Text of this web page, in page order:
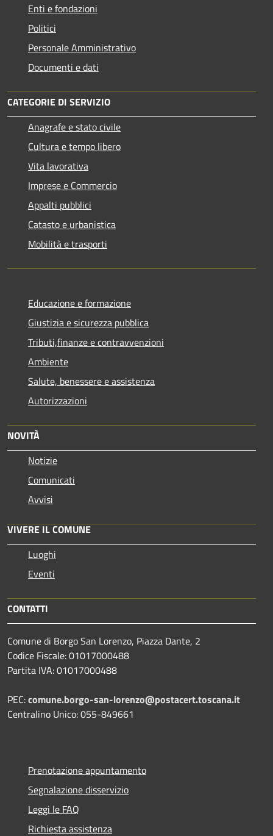
Enti e fondazioni
Politici
Personale Amministrativo
Documenti e dati
CATEGORIE DI SERVIZIO
Anagrafe e stato civile
Cultura e tempo libero
Vita lavorativa
Imprese e Commercio
Appalti pubblici
Catasto e urbanistica
Mobilità e trasporti
Educazione e formazione
Giustizia e sicurezza pubblica
Tributi,finanze e contravvenzioni
Ambiente
Salute, benessere e assistenza
Autorizzazioni
NOVITÀ
Notizie
Comunicati
Avvisi
VIVERE IL COMUNE
Luoghi
Eventi
CONTATTI
Comune di Borgo San Lorenzo, Piazza Dante, 2
Codice Fiscale: 01017000488
Partita IVA: 01017000488
PEC:comune.borgo-san-lorenzo@postacert.toscana.it
Centralino Unico: 055-849661
Prenotazione appuntamento
Segnalazione disservizio
Leggi le FAQ
Richiesta assistenza